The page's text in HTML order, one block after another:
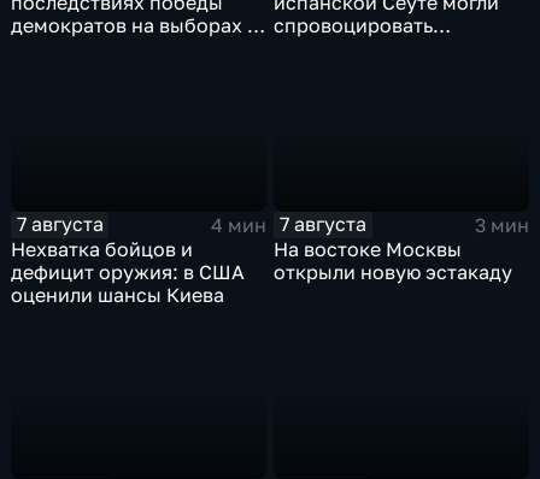
демократов на выборах в
спровоцировать
7 августа
4 мин
Нехватка бойцов и
дефицит оружия: в США
оценили шансы Киева
7 августа
3 мин
На востоке Москвы
открыли новую эстакаду